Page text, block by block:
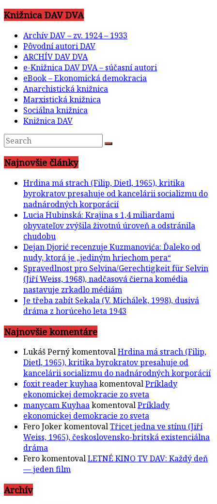
Knižnica DAV DVA
Archív DAV – zv. 1924 – 1933
Pôvodní autori DAV
ARCHÍV DAV DVA
e-Knižnica DAV DVA – súčasní autori
eBook – Ekonomická demokracia
Anarchistická knižnica
Marxistická knižnica
Sociálna knižnica
Knižnica DAV
Najnovšie články
Hrdina má strach (Filip, Dietl, 1965), kritika
byrokratov presahuje od kancelárii socializmu do
nadnárodných korporácií
Lucia Hubinská: Krajina s 1,4 miliardami
obyvateľov zvýšila životnú úroveň a odstránila
chudobu
Dejan Djorić recenzuje Kuzmanovića: Ďaleko od
nudy, ktorá je „jediným hriechom pera“
Spravedlnost pro Selvina/Gerechtigkeit für Selvin
(Jiří Weiss, 1968), nadčasová čierna komédia
nastavuje zrkadlo médiám
Je třeba zabít Sekala (V. Michálek, 1998), dusivá
dráma z horúceho leta 1943
Najnovšie komentáre
Lukáš PernýkomentovalHrdina má strach (Filip,
Dietl, 1965), kritika byrokratov presahuje od
kancelárii socializmu do nadnárodných korporácií
foxit reader kuyhaakomentovalPríklady
ekonomickej demokracie zo sveta
manycam KuyhaakomentovalPríklady
ekonomickej demokracie zo sveta
Fero JokerkomentovalTřicet jedna ve stínu (Jiří
Weiss, 1965), československo-britská existenciálna
dráma
FerokomentovalLETNÉ KINO TV DAV: Každý deň
— jeden film
Archív